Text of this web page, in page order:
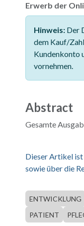
Erwerb der
Hinweis: Der
dem Kauf/
Kundenkonto
vornehmen.
Abstract
Gesamte
Dieser Artikel
sowie über die
ENTWICKLUNG
PATIENT